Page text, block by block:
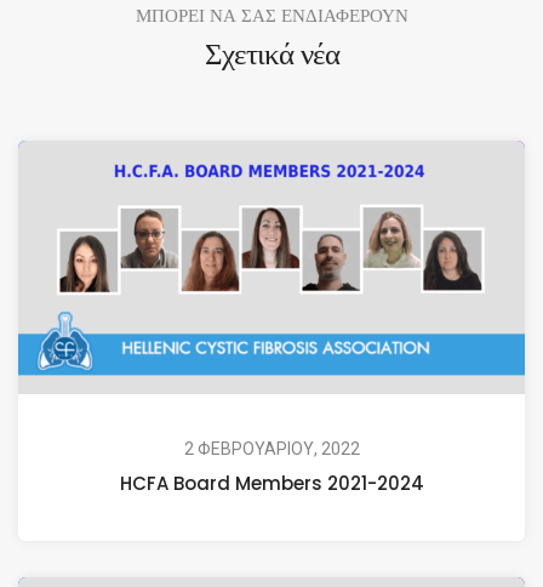
ΜΠΟΡΕΙ ΝΑ ΣΑΣ ΕΝΔΙΑΦΕΡΟΥΝ
Σχετικά νέα
2 ΦΕΒΡΟΥΑΡΙΟΥ, 2022
HCFA Board Members 2021-2024